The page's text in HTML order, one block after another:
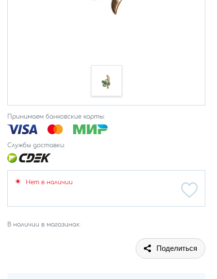
Принимаем банковские карты:
Службы доставки:
Нет в наличии
В наличии в магазинах:
Поделиться